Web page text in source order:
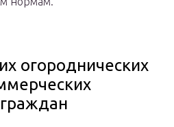
огороднических